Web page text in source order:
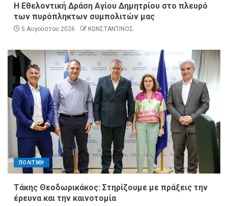
Η Εθελοντική Δράση Αγίου Δημητρίου στο πλευρό
των πυρόπληκτων συμπολιτών μας
5 Αυγούστου 2026 ΚΩΝΣΤΑΝΤΙΝΟΣ
ΠΟΛΙΤΙΚΗ
Τάκης Θεοδωρικάκος: Στηρίζουμε με πράξεις την
έρευνα και την καινοτομία